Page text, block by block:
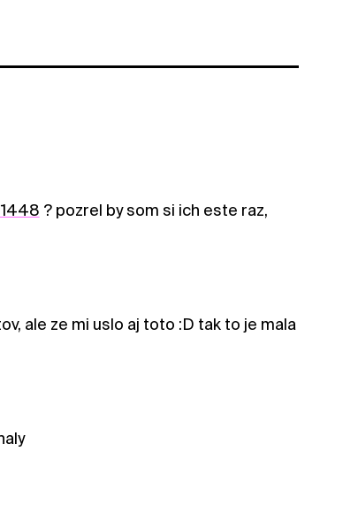
? pozrel by som si ich este raz,
ale ze mi uslo aj toto :D tak to je mala